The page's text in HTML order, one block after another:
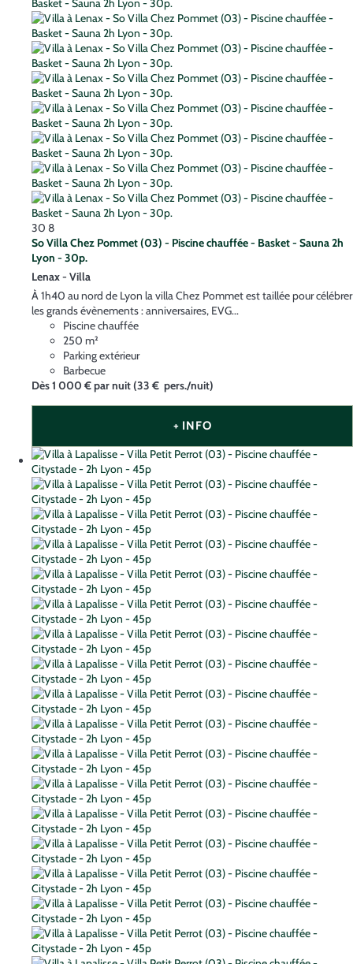
30 8
So Villa Chez Pommet (03) - Piscine chauffée - Basket - Sauna 2h
Lyon - 30p.
Lenax - Villa
À 1h40 au nord de Lyon la villa Chez Pommet est taillée pour célébrer
les grands évènements : anniversaires, EVG...
Piscine chauffée
250 m²
Parking extérieur
Barbecue
Dès1 000 €par nuit(33 € pers./nuit)
+ INFO